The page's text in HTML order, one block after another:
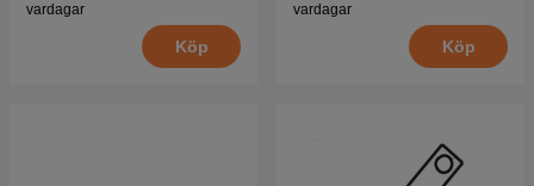
vardagar
Köp
vardagar
Köp